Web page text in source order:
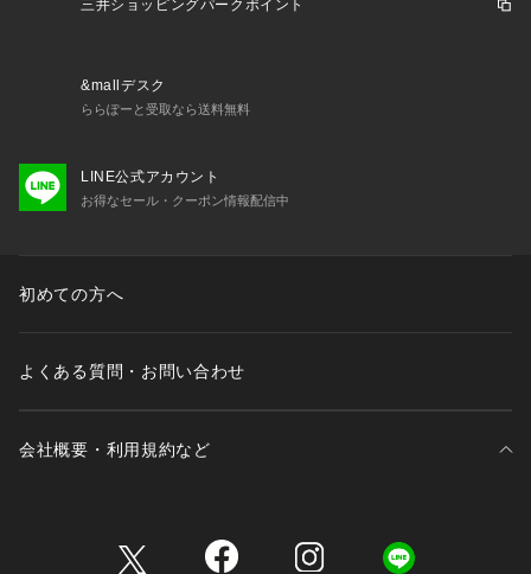
36/ウエスト 93 | ヒップ 120 | 股下 81 | 股上 34.5 | 渡り幅 3
5.5 | 裾幅 24.5
※実際の商品と色味、仕様、加工、サイズ、素材等が若干異な
る場合がございます。
Item Code：BBS63160
三井ショッピングパークポイント
&mallデスク
ららぽーと受取なら送料無料
LINE公式アカウント
お得なセール・クーポン情報配信中
初めての方へ
よくある質問・お問い合わせ
会社概要・利用規約など